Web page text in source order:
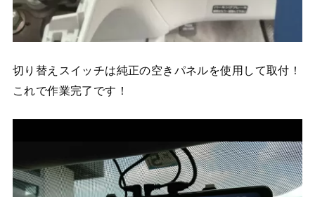
切り替えスイッチは純正の空きパネルを使用して取付！
これで作業完了です！